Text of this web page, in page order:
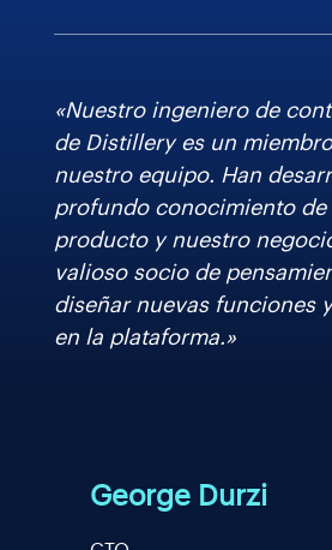
«Nuestro ingeniero de
de Distillery es un
nuestro equipo. Han
profundo conocimiento de
producto y nuestro
valioso socio de
diseñar nuevas funciones
en la plataforma.»
George Durzi